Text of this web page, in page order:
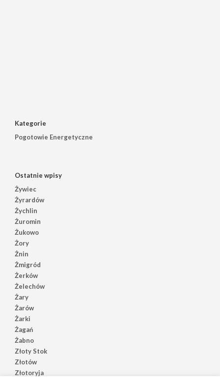
Kategorie
Pogotowie Energetyczne
Ostatnie wpisy
Żywiec
Żyrardów
Żychlin
Żuromin
Żukowo
Żory
Żnin
Żmigród
Żerków
Żelechów
Żary
Żarów
Żarki
Żagań
Żabno
Złoty Stok
Złotów
Złotoryja